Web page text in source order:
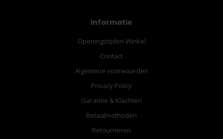
Informatie
Openingstijden Winkel
Contact
Algemene voorwaarden
Privacy Policy
Garantie & Klachten
Betaalmethoden
Retourneren